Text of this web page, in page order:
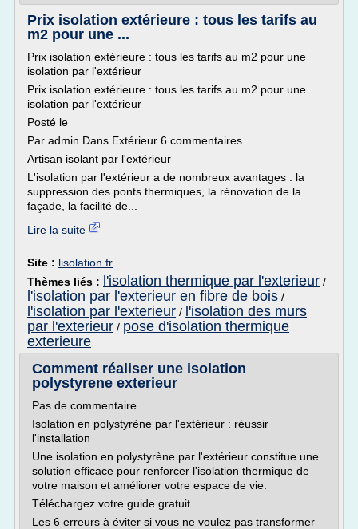
Prix isolation extérieure : tous les tarifs au
m2 pour une ...
Prix isolation extérieure : tous les tarifs au m2 pour une
isolation par l'extérieur
Prix isolation extérieure : tous les tarifs au m2 pour une
isolation par l'extérieur
Posté le
Par admin Dans Extérieur 6 commentaires
Artisan isolant par l'extérieur
L'isolation par l'extérieur a de nombreux avantages : la
suppression des ponts thermiques, la rénovation de la
façade, la facilité de...
Lire la suite
Site : lisolation.fr
Thèmes liés :
l'isolation thermique par l'exterieur /
l'isolation par l'exterieur en fibre de bois /
l'isolation par l'exterieur / l'isolation des murs
par l'exterieur / pose d'isolation thermique
exterieure
Comment réaliser une isolation
polystyrene exterieur
Pas de commentaire.
Isolation en polystyrène par l'extérieur : réussir
l'installation
Une isolation en polystyrène par l'extérieur constitue une
solution efficace pour renforcer l'isolation thermique de
votre maison et améliorer votre espace de vie.
Téléchargez votre guide gratuit
Les 6 erreurs à éviter si vous ne voulez pas transformer